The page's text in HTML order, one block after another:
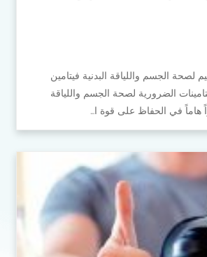
لصحة الجسم واللياقة البدنية فيتامين
الضرورية لصحة الجسم واللياقة
هاماً في الحفاظ على قوة ا…